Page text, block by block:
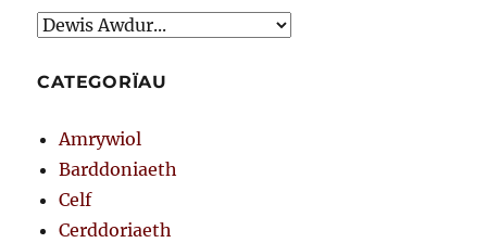
CATEGORÏAU
Amrywiol
Barddoniaeth
Celf
Cerddoriaeth